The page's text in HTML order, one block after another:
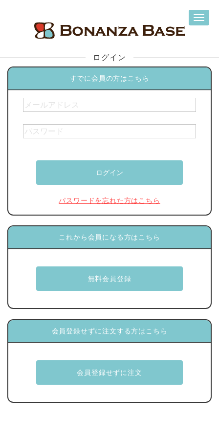
ログイン
すでに会員の方はこちら
パスワードを忘れた方はこちら
これから会員になる方はこちら
会員登録せずに注文する方はこちら